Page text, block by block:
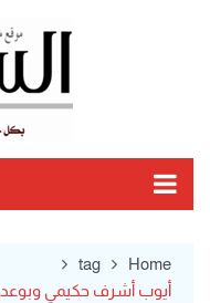
Home
tag
أيوب أشرف حكيمي